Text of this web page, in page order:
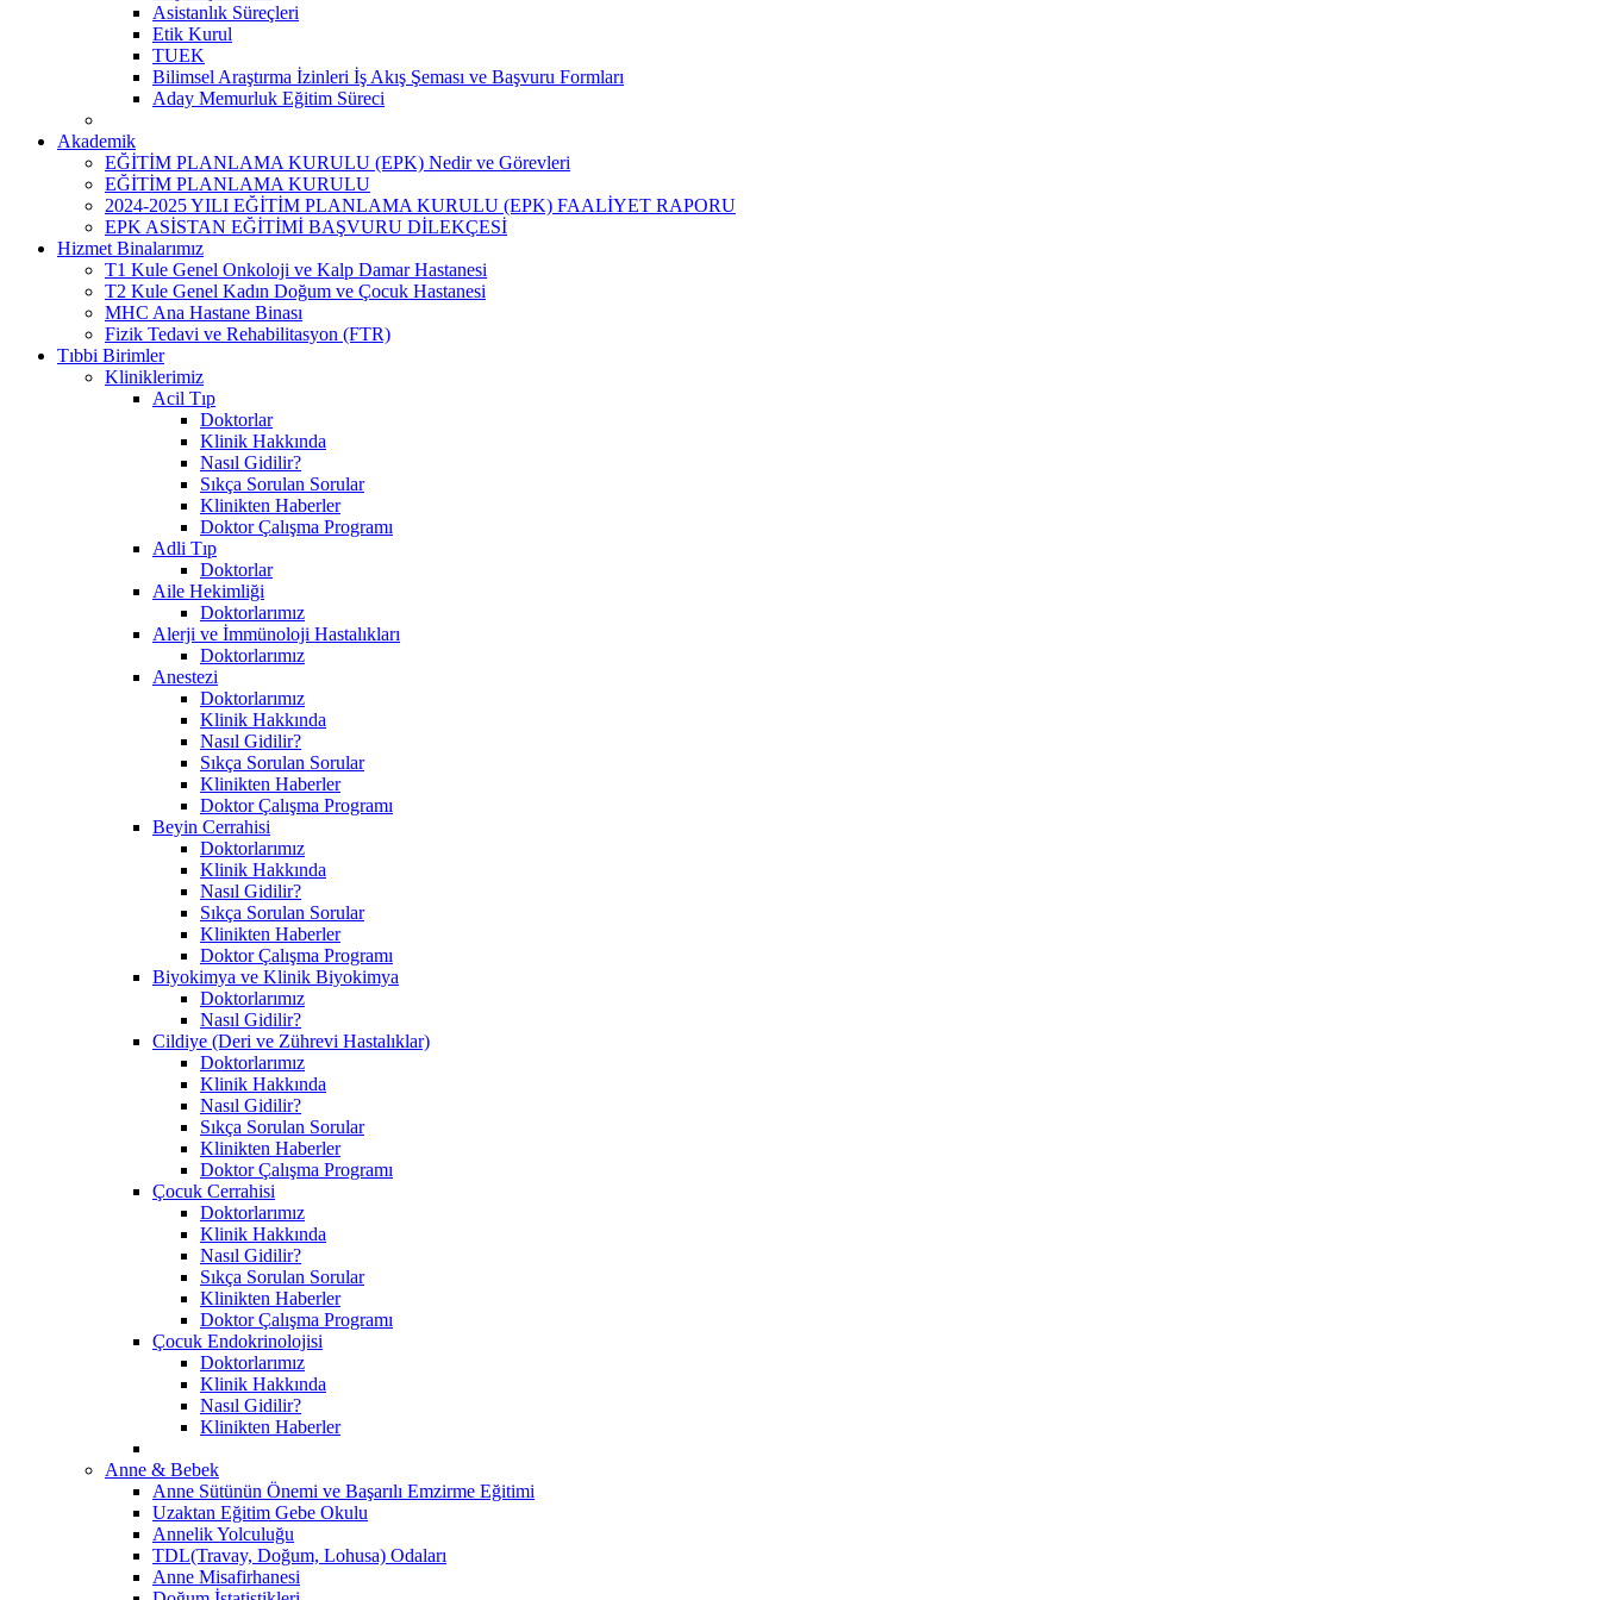
Asistanlık Süreçleri
Etik Kurul
TUEK
Bilimsel Araştırma İzinleri İş Akış Şeması ve Başvuru Formları
Aday Memurluk Eğitim Süreci
Akademik
EĞİTİM PLANLAMA KURULU (EPK) Nedir ve Görevleri
EĞİTİM PLANLAMA KURULU
2024-2025 YILI EĞİTİM PLANLAMA KURULU (EPK) FAALİYET RAPORU
EPK ASİSTAN EĞİTİMİ BAŞVURU DİLEKÇESİ
Hizmet Binalarımız
T1 Kule Genel Onkoloji ve Kalp Damar Hastanesi
T2 Kule Genel Kadın Doğum ve Çocuk Hastanesi
MHC Ana Hastane Binası
Fizik Tedavi ve Rehabilitasyon (FTR)
Tıbbi Birimler
Kliniklerimiz
Acil Tıp
Doktorlar
Klinik Hakkında
Nasıl Gidilir?
Sıkça Sorulan Sorular
Klinikten Haberler
Doktor Çalışma Programı
Adli Tıp
Doktorlar
Aile Hekimliği
Doktorlarımız
Alerji ve İmmünoloji Hastalıkları
Doktorlarımız
Anestezi
Doktorlarımız
Klinik Hakkında
Nasıl Gidilir?
Sıkça Sorulan Sorular
Klinikten Haberler
Doktor Çalışma Programı
Beyin Cerrahisi
Doktorlarımız
Klinik Hakkında
Nasıl Gidilir?
Sıkça Sorulan Sorular
Klinikten Haberler
Doktor Çalışma Programı
Biyokimya ve Klinik Biyokimya
Doktorlarımız
Nasıl Gidilir?
Cildiye (Deri ve Zührevi Hastalıklar)
Doktorlarımız
Klinik Hakkında
Nasıl Gidilir?
Sıkça Sorulan Sorular
Klinikten Haberler
Doktor Çalışma Programı
Çocuk Cerrahisi
Doktorlarımız
Klinik Hakkında
Nasıl Gidilir?
Sıkça Sorulan Sorular
Klinikten Haberler
Doktor Çalışma Programı
Çocuk Endokrinolojisi
Doktorlarımız
Klinik Hakkında
Nasıl Gidilir?
Klinikten Haberler
Anne & Bebek
Anne Sütünün Önemi ve Başarılı Emzirme Eğitimi
Uzaktan Eğitim Gebe Okulu
Annelik Yolculuğu
TDL(Travay, Doğum, Lohusa) Odaları
Anne Misafirhanesi